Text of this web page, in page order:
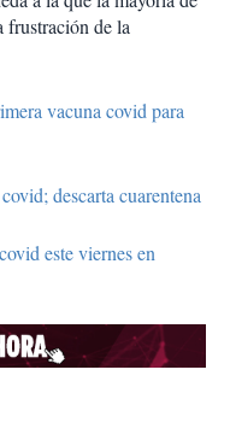
frustración de la
vacuna covid para
descarta cuarentena
este viernes en